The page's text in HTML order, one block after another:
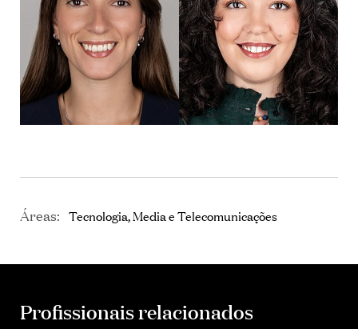
Áreas: Tecnologia, Media e Telecomunicações
Profissionais relacionados